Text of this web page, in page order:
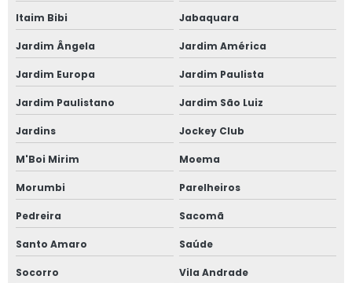
Janela acústica sobrepor
Janela acústica sobreposta
Janela acústica vidro duplo
Janela acústica vidro triplo
Janela alto padrão
Janela com alto padrão acústico
Janela de alumínio anti ruído com vidro duplo
Janela de alumínio anti ruído com vidro fumê
Itaim Bibi Jabaquara
Jardim Ângela Jardim América
Jardim Europa Jardim Paulista
Jardim Paulistano Jardim São Luiz
Jardins Jockey Club
M'Boi Mirim Moema
Morumbi Parelheiros
Pedreira Sacomã
Santo Amaro Saúde
Socorro Vila Andrade